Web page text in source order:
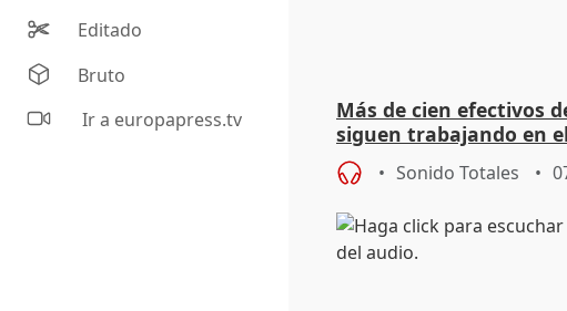
Editado
Bruto
Ir a europapress.tv
Más de cien efectivos
siguen trabajando en
Niebla (Huelva)
Sonido Totales